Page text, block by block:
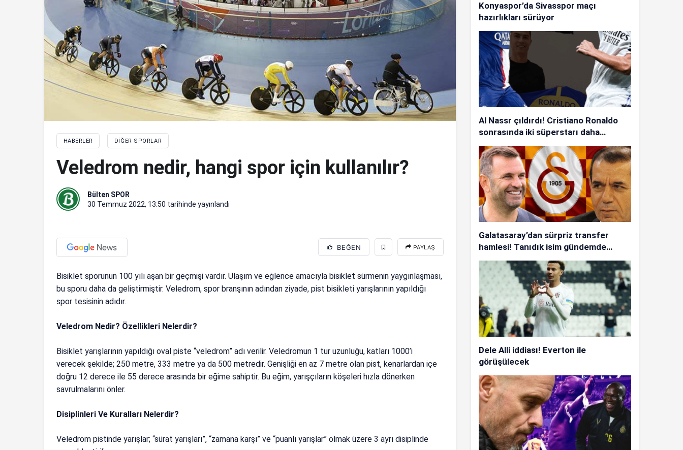
HABERLER DIĞER SPORLAR
Veledrom nedir, hangi spor için kullanılır?
Bülten SPOR
30 Temmuz 2022, 13:50 tarihinde yayınlandı
BEĞEN PAYLAŞ
Bisiklet sporunun 100 yılı aşan bir geçmişi vardır. Ulaşım ve eğlence amacıyla bisiklet sürmenin yaygınlaşması,
bu sporu daha da geliştirmiştir. Veledrom, spor branşının adından ziyade, pist bisikleti yarışlarının yapıldığı
spor tesisinin adıdır.
Veledrom Nedir? Özellikleri Nelerdir?
Bisiklet yarışlarının yapıldığı oval piste “veledrom” adı verilir. Veledromun 1 tur uzunluğu, katları 1000’i
verecek şekilde; 250 metre, 333 metre ya da 500 metredir. Genişliği en az 7 metre olan pist, kenarlardan içe
doğru 12 derece ile 55 derece arasında bir eğime sahiptir. Bu eğim, yarışçıların köşeleri hızla dönerken
savrulmalarını önler.
Disiplinleri Ve Kuralları Nelerdir?
Veledrom pistinde yarışlar; “sürat yarışları”, “zamana karşı” ve “puanlı yarışlar” olmak üzere 3 ayrı disiplinde
Konyaspor’da Sivasspor maçı
hazırlıkları sürüyor
Al Nassr çıldırdı! Cristiano Ronaldo
sonrasında iki süperstarı daha
istiyorlar…
Galatasaray’dan sürpriz transfer
hamlesi! Tanıdık isim gündemde…
Dele Alli iddiası! Everton ile
görüşülecek